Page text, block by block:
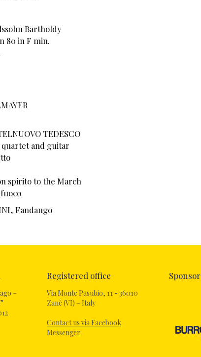
Bartholdy
80 in F min.
TEDESCO
quartet and guitar
spirito to the March
Fandango
–
Registered office
Via Monte Pasubio, 11 - 36010
Zanè (VI) – Italy
Contact us via Facebook
Messenger
Sponsor